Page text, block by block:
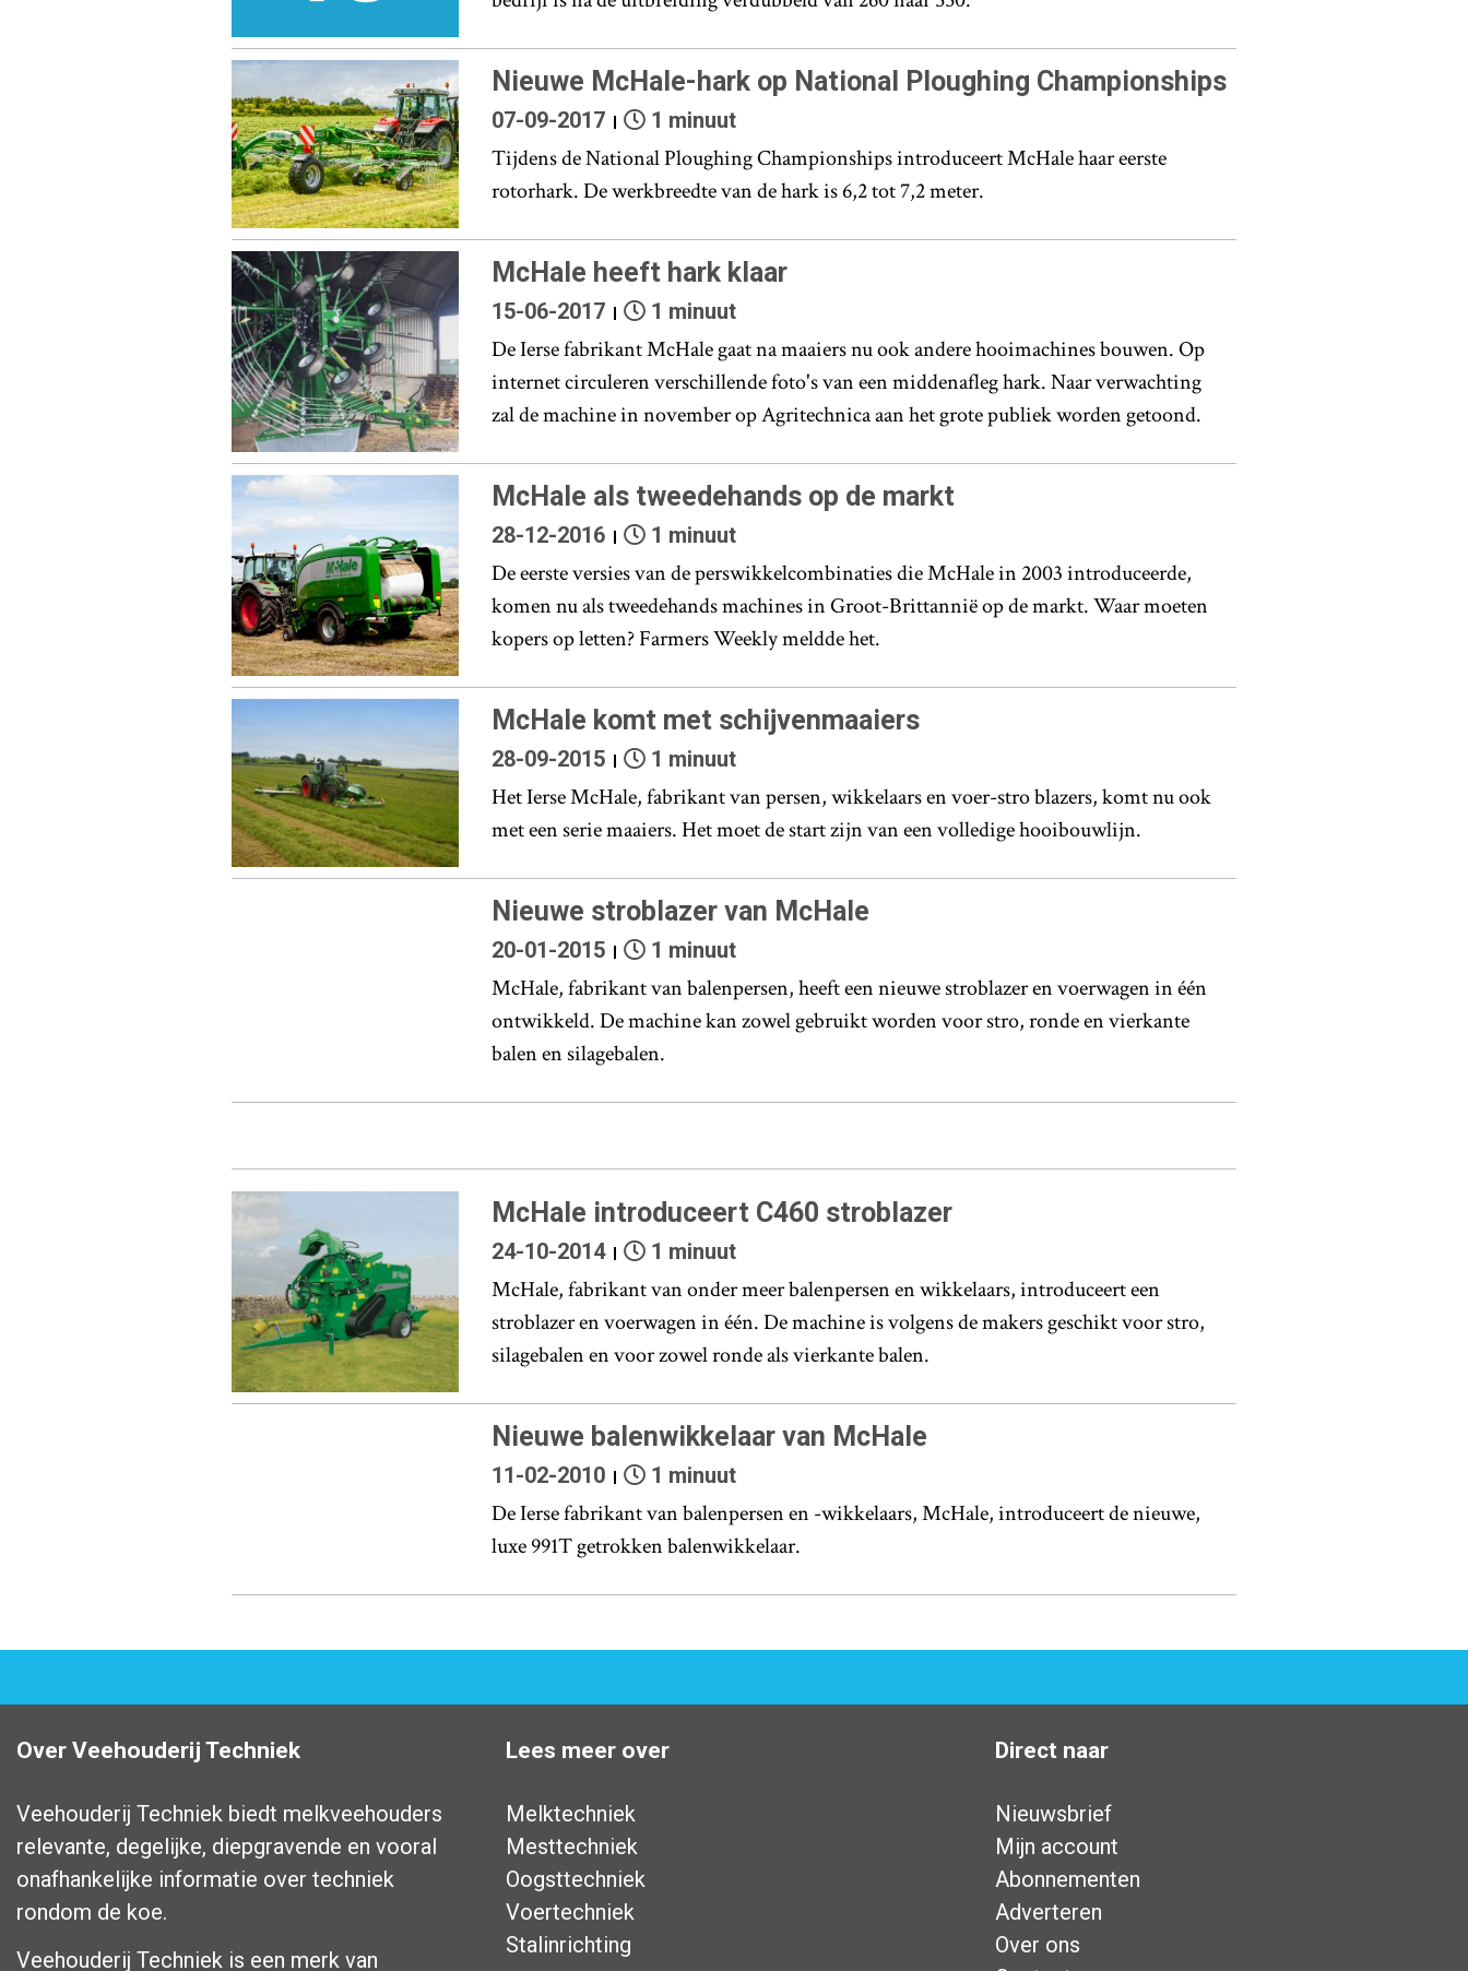
Nieuwe McHale-hark op National Ploughing Championships
07-09-2017 1 minuut
Tijdens de National Ploughing Championships introduceert McHale haar eerste
rotorhark. De werkbreedte van de hark is 6,2 tot 7,2 meter.
McHale heeft hark klaar
15-06-2017 1 minuut
De Ierse fabrikant McHale gaat na maaiers nu ook andere hooimachines bouwen. Op
internet circuleren verschillende foto's van een middenafleg hark. Naar verwachting
zal de machine in november op Agritechnica aan het grote publiek worden getoond.
McHale als tweedehands op de markt
28-12-2016 1 minuut
De eerste versies van de perswikkelcombinaties die McHale in 2003 introduceerde,
komen nu als tweedehands machines in Groot-Brittannië op de markt. Waar moeten
kopers op letten? Farmers Weekly meldde het.
McHale komt met schijvenmaaiers
28-09-2015 1 minuut
Het Ierse McHale, fabrikant van persen, wikkelaars en voer-stro blazers, komt nu ook
met een serie maaiers. Het moet de start zijn van een volledige hooibouwlijn.
Nieuwe stroblazer van McHale
20-01-2015 1 minuut
McHale, fabrikant van balenpersen, heeft een nieuwe stroblazer en voerwagen in één
ontwikkeld. De machine kan zowel gebruikt worden voor stro, ronde en vierkante
balen en silagebalen.
McHale introduceert C460 stroblazer
24-10-2014 1 minuut
McHale, fabrikant van onder meer balenpersen en wikkelaars, introduceert een
stroblazer en voerwagen in één. De machine is volgens de makers geschikt voor stro,
silagebalen en voor zowel ronde als vierkante balen.
Nieuwe balenwikkelaar van McHale
11-02-2010 1 minuut
De Ierse fabrikant van balenpersen en -wikkelaars, McHale, introduceert de nieuwe,
luxe 991T getrokken balenwikkelaar.
Over Veehouderij Techniek
Veehouderij Techniek biedt melkveehouders
relevante, degelijke, diepgravende en vooral
onafhankelijke informatie over techniek
rondom de koe.
Veehouderij Techniek is een merk van
Lees meer over
Melktechniek
Mesttechniek
Oogsttechniek
Voertechniek
Stalinrichting
Direct naar
Nieuwsbrief
Mijn account
Abonnementen
Adverteren
Over ons